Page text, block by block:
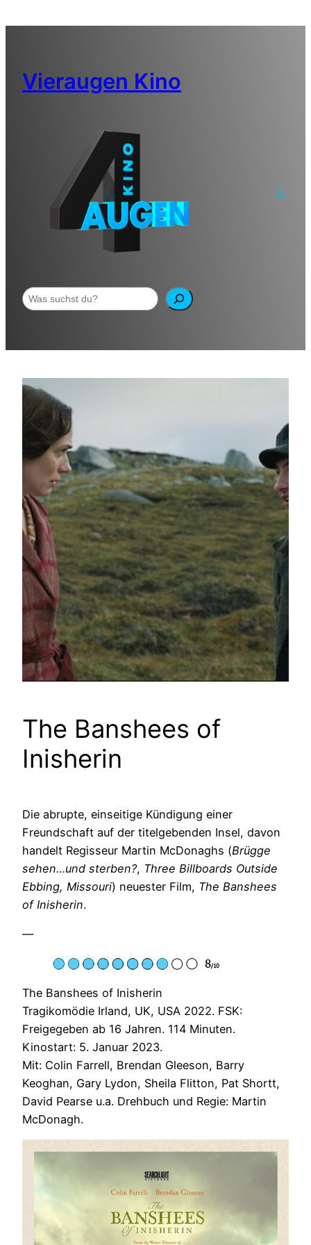
Vieraugen Kino
Suchen
The Banshees of
Inisherin
Die abrupte, einseitige Kündigung einer
Freundschaft auf der titelgebenden Insel, davon
handelt Regisseur Martin McDonaghs (Brügge
sehen…und sterben?, Three Billboards Outside
Ebbing, Missouri) neuester Film, The Banshees
of Inisherin.
—
The Banshees of Inisherin
Tragikomödie Irland, UK, USA 2022. FSK:
Freigegeben ab 16 Jahren. 114 Minuten.
Kinostart: 5. Januar 2023.
Mit: Colin Farrell, Brendan Gleeson, Barry
Keoghan, Gary Lydon, Sheila Flitton, Pat Shortt,
David Pearse u.a. Drehbuch und Regie: Martin
McDonagh.